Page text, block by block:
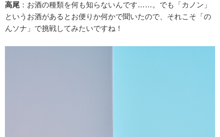
高尾 ：お酒の種類を何も知らないんです……。でも「カノン」
というお酒があるとお便りか何かで聞いたので、それこそ「の
んソナ」で挑戦してみたいですね！